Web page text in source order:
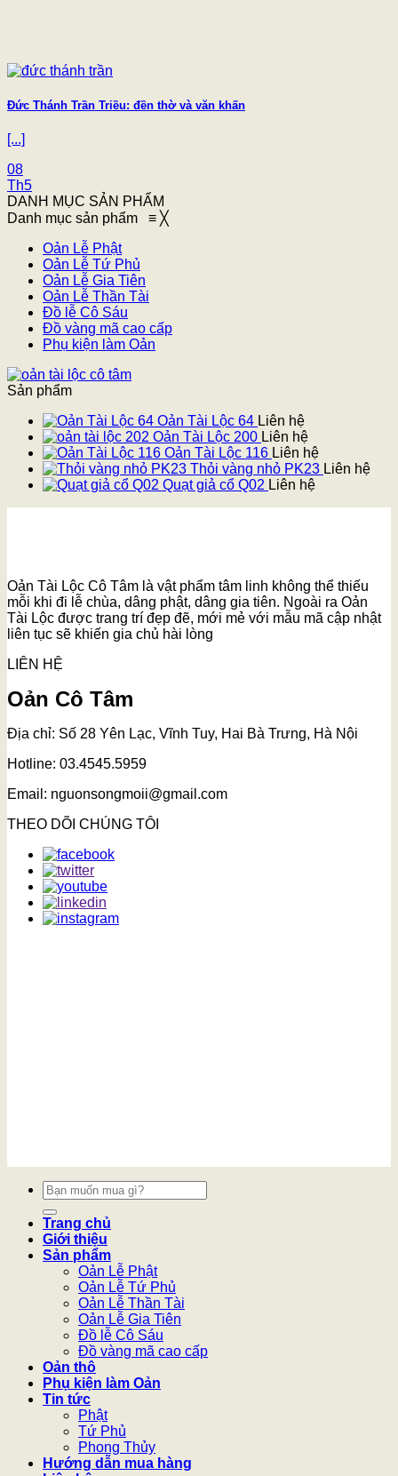
Đức Thánh Trần Triều: đền thờ và văn khấn
[...]
08
Th5
DANH MỤC SẢN PHẨM
Danh mục sản phẩm ≡ ╳
Oản Lễ Phật
Oản Lễ Tứ Phủ
Oản Lễ Gia Tiên
Oản Lễ Thần Tài
Đồ lễ Cô Sáu
Đồ vàng mã cao cấp
Phụ kiện làm Oản
Sản phẩm
Oản Tài Lộc 64 Liên hệ
Oản Tài Lộc 200 Liên hệ
Oản Tài Lộc 116 Liên hệ
Thỏi vàng nhỏ PK23 Liên hệ
Quạt giả cổ Q02 Liên hệ
Oản Tài Lộc Cô Tâm là vật phẩm tâm linh không thể thiếu
mỗi khi đi lễ chùa, dâng phật, dâng gia tiên. Ngoài ra Oản
Tài Lộc được trang trí đẹp đẽ, mới mẻ với mẫu mã cập nhật
liên tục sẽ khiến gia chủ hài lòng
LIÊN HỆ
Oản Cô Tâm
Địa chỉ: Số 28 Yên Lạc, Vĩnh Tuy, Hai Bà Trưng, Hà Nội
Hotline: 03.4545.5959
Email: nguonsongmoii@gmail.com
THEO DÕI CHÚNG TÔI
Tìm
kiếm:
Trang chủ
Giới thiệu
Sản phẩm
Oản Lễ Phật
Oản Lễ Tứ Phủ
Oản Lễ Thần Tài
Oản Lễ Gia Tiên
Đồ lễ Cô Sáu
Đồ vàng mã cao cấp
Oản thô
Phụ kiện làm Oản
Tin tức
Phật
Tứ Phủ
Phong Thủy
Hướng dẫn mua hàng